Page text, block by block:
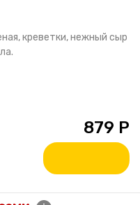
креветки, нежный сыр
879 Р